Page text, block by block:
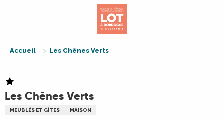
Accueil Les Chênes Verts
Les Chênes Verts
MEUBLÉS ET GÎTES MAISON